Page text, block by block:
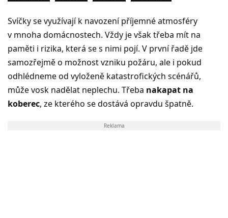
Svíčky se využívají k navození příjemné atmosféry
v mnoha domácnostech. Vždy je však třeba mít na
paměti i rizika, která se s nimi pojí. V první řadě jde
samozřejmě o možnost vzniku požáru, ale i pokud
odhlédneme od vyloženě katastrofických scénářů,
může vosk nadělat neplechu. Třeba nakapat na
koberec, ze kterého se dostává opravdu špatně.
Reklama